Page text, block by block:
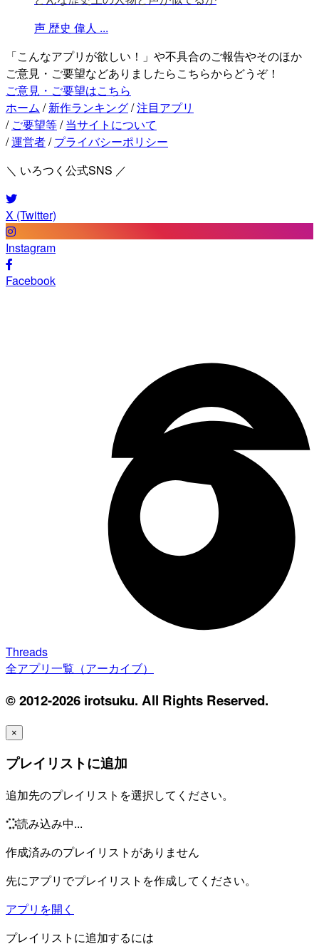
声 歴史 偉人 ...
「こんなアプリが欲しい！」や不具合のご報告やそのほか
ご意見・ご要望などありましたらこちらからどうぞ！
ご意見・ご要望はこちら
ホーム / 新作ランキング/注目アプリ
/ ご要望等/ 当サイトについて
/運営者/ プライバシーポリシー
＼ いろつく公式SNS ／
X (Twitter)
Instagram
Facebook
Threads
全アプリ一覧（アーカイブ）
© 2012-2026 irotsuku. All Rights Reserved.
×
プレイリストに追加
追加先のプレイリストを選択してください。
読み込み中...
作成済みのプレイリストがありません
先にアプリでプレイリストを作成してください。
アプリを開く
プレイリストに追加するには